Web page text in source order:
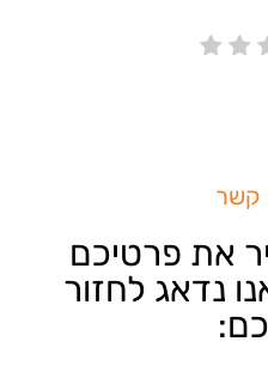
קשר
את פרטיכם
נדאג לחזור